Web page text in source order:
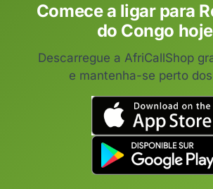
Comece a ligar para
do Congo
Descarregue a AfriCallShop
e mantenha-se perto